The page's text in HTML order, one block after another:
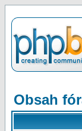
Obsah